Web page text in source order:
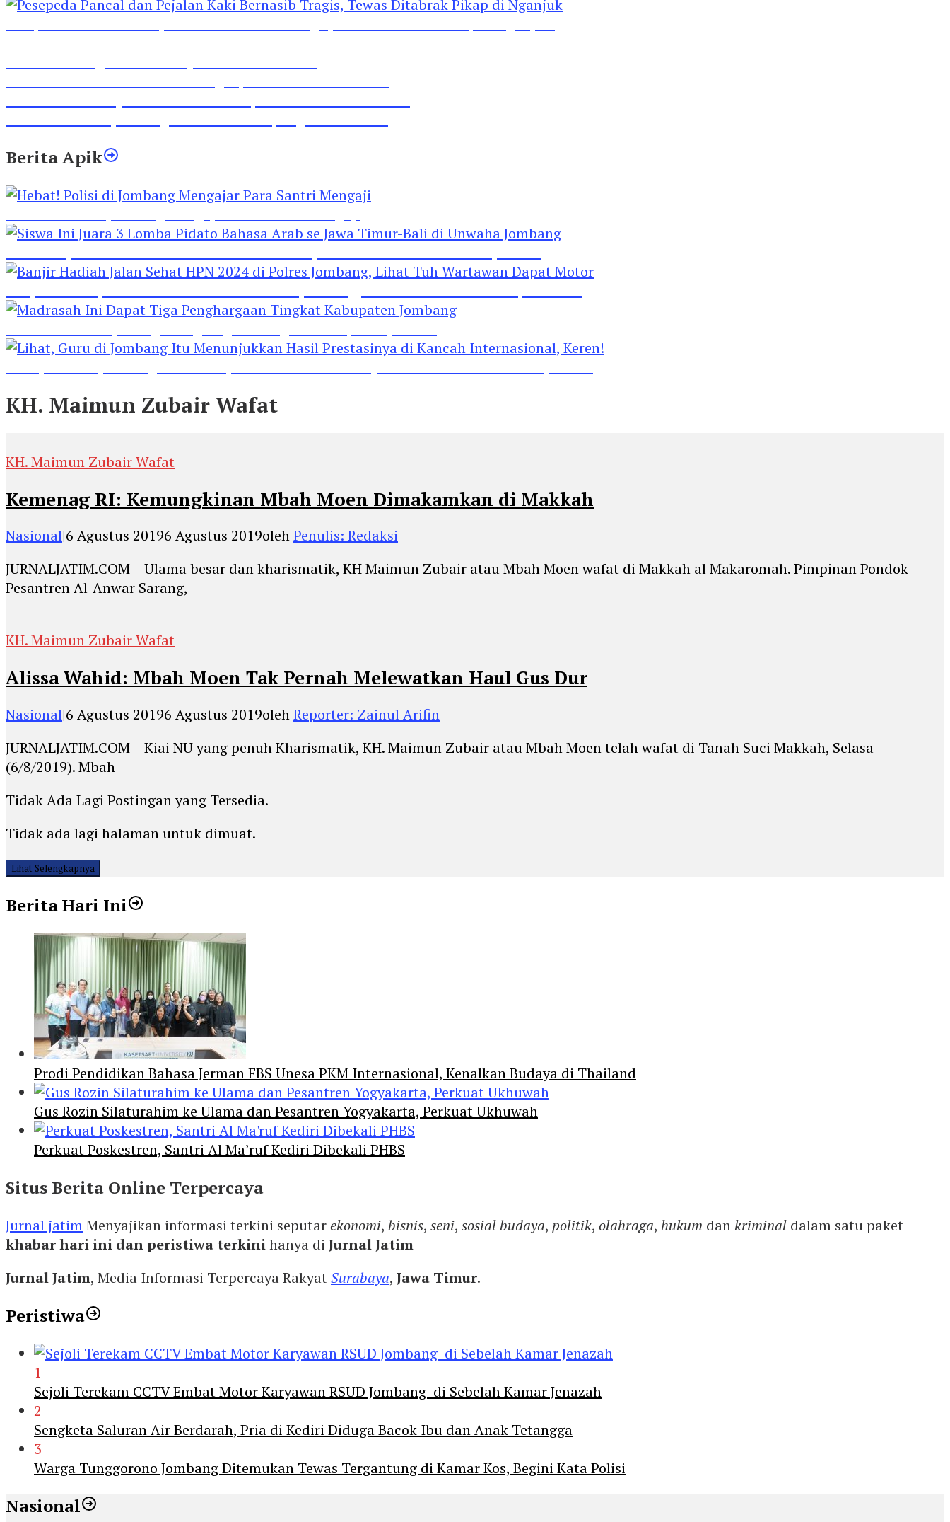
Berita Apik
KH. Maimun Zubair Wafat
KH. Maimun Zubair Wafat
Kemenag RI: Kemungkinan Mbah Moen Dimakamkan di Makkah
Nasional|6 Agustus 20196 Agustus 2019olehPenulis: Redaksi
JURNALJATIM.COM – Ulama besar dan kharismatik, KH Maimun Zubair atau Mbah Moen wafat di Makkah al Makaromah. Pimpinan Pondok
Pesantren Al-Anwar Sarang,
KH. Maimun Zubair Wafat
Alissa Wahid: Mbah Moen Tak Pernah Melewatkan Haul Gus Dur
Nasional|6 Agustus 20196 Agustus 2019olehReporter: Zainul Arifin
JURNALJATIM.COM – Kiai NU yang penuh Kharismatik, KH. Maimun Zubair atau Mbah Moen telah wafat di Tanah Suci Makkah, Selasa
(6/8/2019). Mbah
Tidak Ada Lagi Postingan yang Tersedia.
Tidak ada lagi halaman untuk dimuat.
Lihat Selengkapnya
Berita Hari Ini
Prodi Pendidikan Bahasa Jerman FBS Unesa PKM Internasional, Kenalkan Budaya di Thailand
Gus Rozin Silaturahim ke Ulama dan Pesantren Yogyakarta, Perkuat Ukhuwah
Perkuat Poskestren, Santri Al Ma’ruf Kediri Dibekali PHBS
Situs Berita Online Terpercaya
Jurnal jatimMenyajikan informasi terkini seputarekonomi, bisnis, seni, sosial budaya, politik, olahraga, hukum dankriminal dalam satu paket
khabar hari ini dan peristiwa terkinihanya di Jurnal Jatim
Jurnal Jatim, Media Informasi Terpercaya RakyatSurabaya, Jawa Timur.
Peristiwa
1
Sejoli Terekam CCTV Embat Motor Karyawan RSUD Jombang di Sebelah Kamar Jenazah
2
Sengketa Saluran Air Berdarah, Pria di Kediri Diduga Bacok Ibu dan Anak Tetangga
3
Warga Tunggorono Jombang Ditemukan Tewas Tergantung di Kamar Kos, Begini Kata Polisi
Nasional